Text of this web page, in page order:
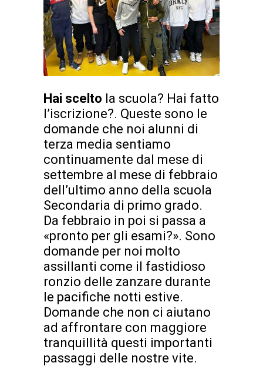
Hai scelto la scuola? Hai fatto
l’iscrizione?. Queste sono le
domande che noi alunni di
terza media sentiamo
continuamente dal mese di
settembre al mese di febbraio
dell’ultimo anno della scuola
Secondaria di primo grado.
Da febbraio in poi si passa a
«pronto per gli esami?». Sono
domande per noi molto
assillanti come il fastidioso
ronzio delle zanzare durante
le pacifiche notti estive.
Domande che non ci aiutano
ad affrontare con maggiore
tranquillità questi importanti
passaggi delle nostre vite.